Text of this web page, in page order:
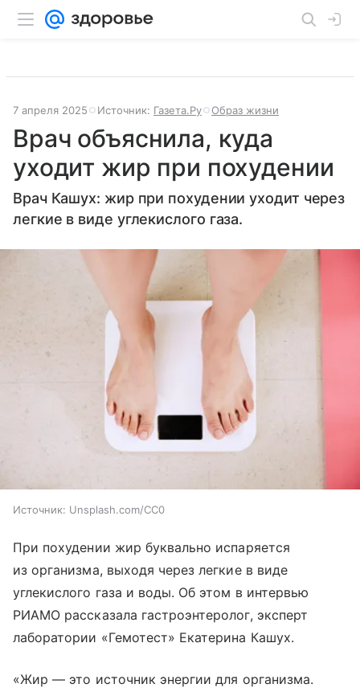
7 апреля 2025 Источник: Газета.Ру Образ жизни
Врач объяснила, куда
уходит жир при похудении
Врач Кашух: жир при похудении уходит через
легкие в виде углекислого газа.
Источник: Unsplash.com/CC0
При похудении жир буквально испаряется
из организма, выходя через легкие в виде
углекислого газа и воды. Об этом в интервью
РИАМО рассказала гастроэнтеролог, эксперт
лаборатории «Гемотест» Екатерина Кашух.
«Жир — это источник энергии для организма.